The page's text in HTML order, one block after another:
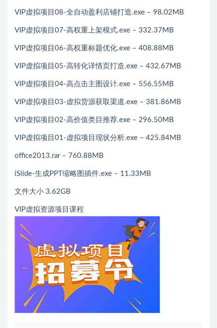
VIP虚拟项目08-全自动盈利店铺打造.exe – 98.02MB
VIP虚拟项目07-高权重上架模式.exe – 332.37MB
VIP虚拟项目06-高权重标题优化.exe – 408.88MB
VIP虚拟项目05-高转化详情页打造.exe – 432.67MB
VIP虚拟项目04-高点击主图设计.exe – 556.55MB
VIP虚拟项目03-虚拟货源获取渠道.exe – 381.86MB
VIP虚拟项目02-高价值类目推荐.exe – 296.50MB
VIP虚拟项目01-虚拟项目现状分析.exe – 425.84MB
office2013.rar – 760.88MB
iSlide-生成PPT缩略图插件.exe – 11.33MB
文件大小 3.62GB
VIP虚拟资源项目课程